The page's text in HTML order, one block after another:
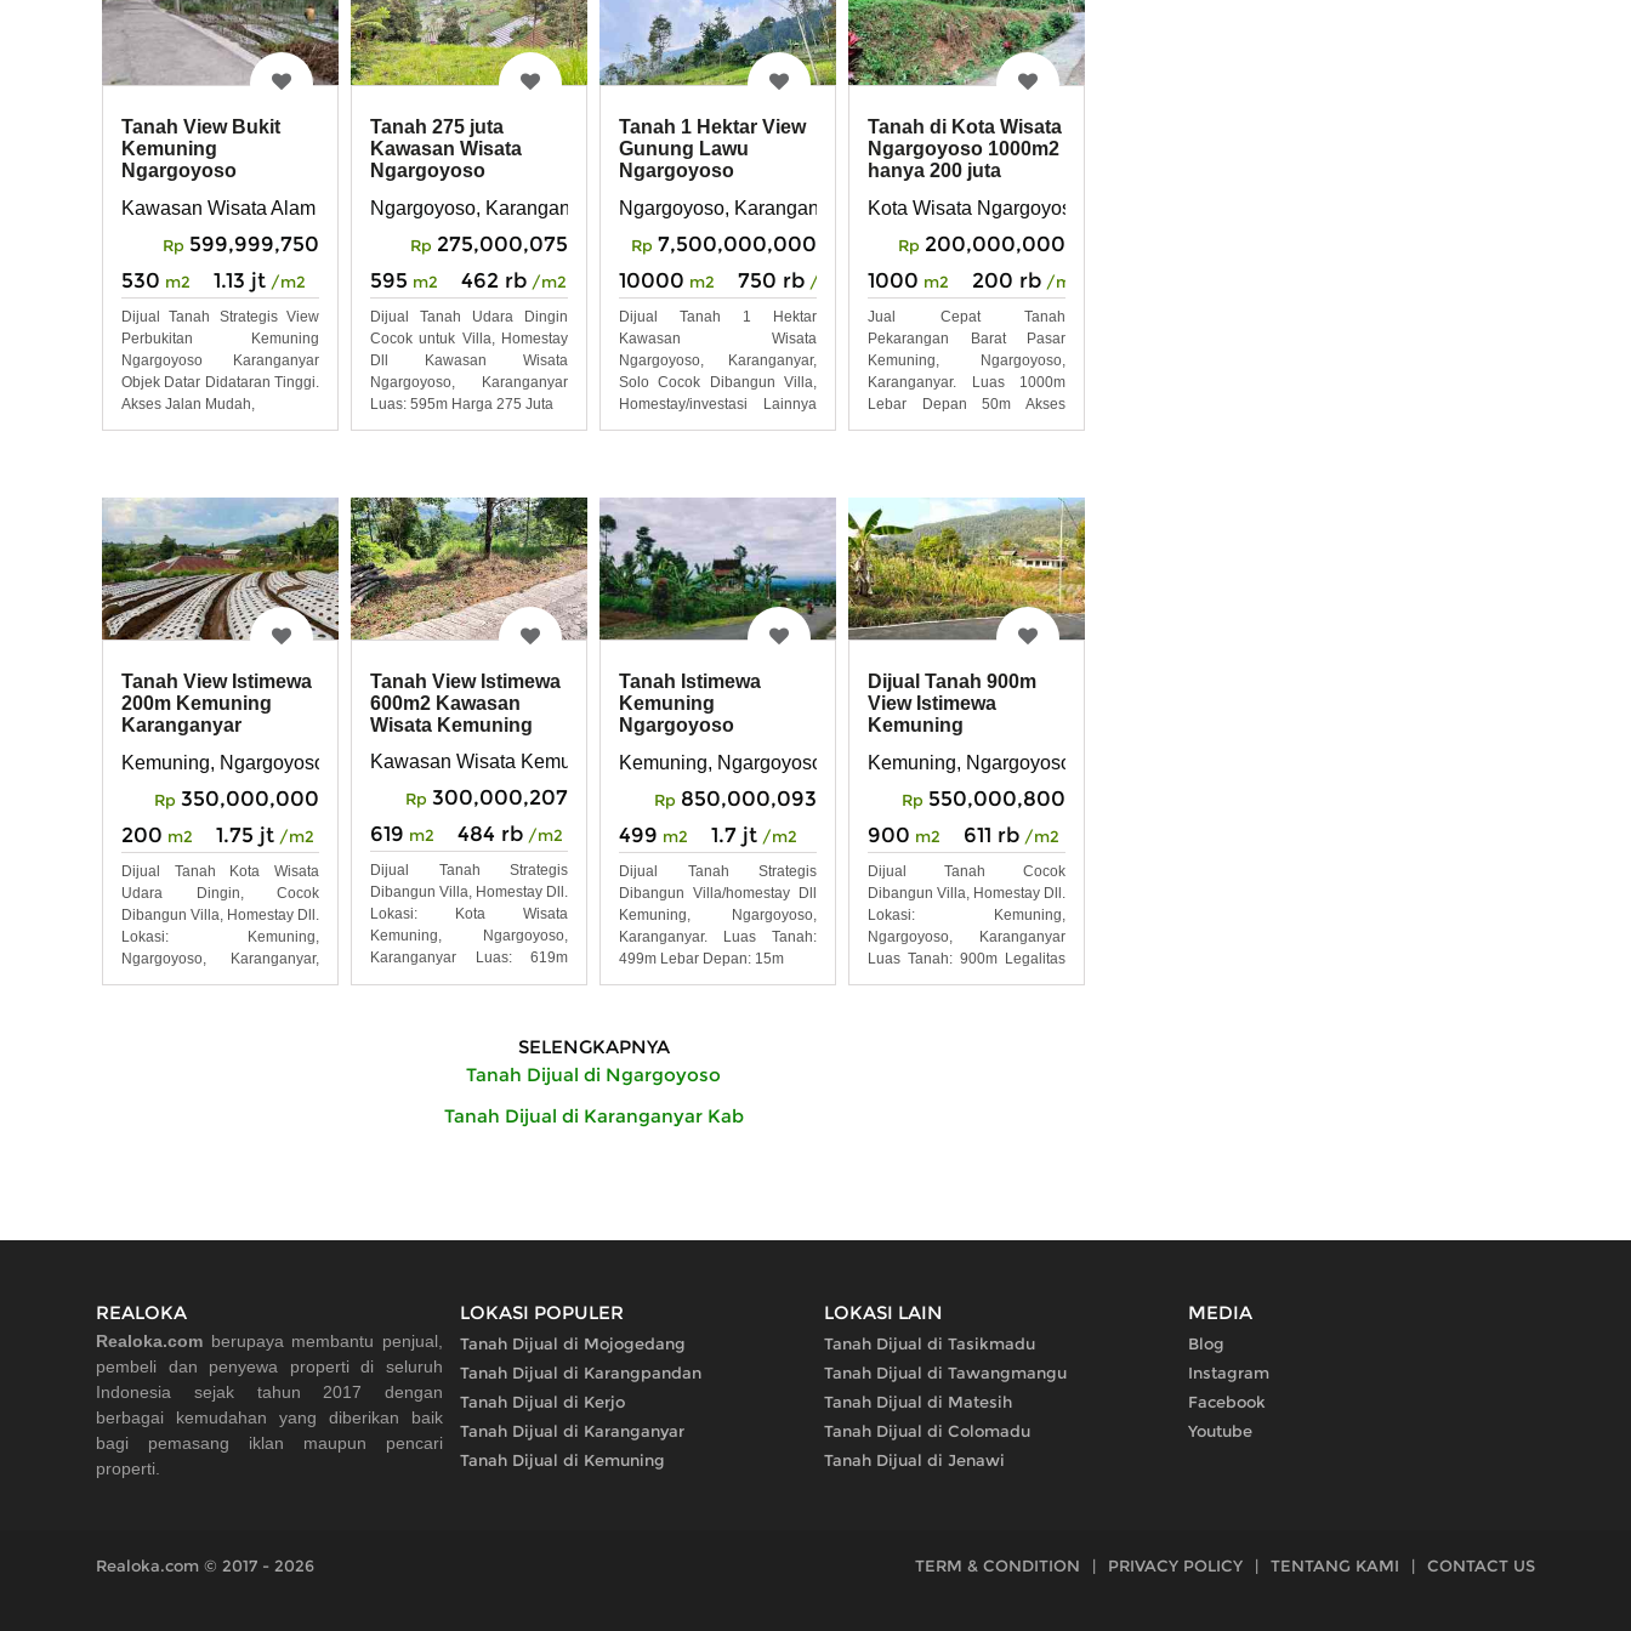
Tanah View Bukit
Kemuning
Ngargoyoso
Kawasan Wisata Alam Kemuning Ngargoyoso Karanganyar Telp WA 082327612345
Rp 599,999,750
530 m2 1.13 jt /m2
Dijual Tanah Strategis View
Perbukitan Kemuning
Ngargoyoso Karanganyar
Objek Datar Didataran Tinggi.
Akses Jalan Mudah,
Tanah 275 juta
Kawasan Wisata
Ngargoyoso
Ngargoyoso, Karanganyar
Rp 275,000,075
595 m2 462 rb /m2
Dijual Tanah Udara Dingin
Cocok untuk Villa, Homestay
Dll Kawasan Wisata
Ngargoyoso, Karanganyar
Luas: 595m Harga 275 Juta
Tanah 1 Hektar View
Gunung Lawu
Ngargoyoso
Ngargoyoso, Karanganyar, Solo
Rp 7,500,000,000
10000 m2 750 rb /m2
Dijual Tanah 1 Hektar
Kawasan Wisata
Ngargoyoso, Karanganyar,
Solo Cocok Dibangun Villa,
Homestay/investasi Lainnya
Tanah di Kota Wisata
Ngargoyoso 1000m2
hanya 200 juta
Kota Wisata Ngargoyoso, Karanganyar
Rp 200,000,000
1000 m2 200 rb /m2
Jual Cepat Tanah
Pekarangan Barat Pasar
Kemuning, Ngargoyoso,
Karanganyar. Luas 1000m
Lebar Depan 50m Akses
Tanah View Istimewa
200m Kemuning
Karanganyar
Kemuning, Ngargoyoso, Karanganyar, Solo, Jawa Tengah
Rp 350,000,000
200 m2 1.75 jt /m2
Dijual Tanah Kota Wisata
Udara Dingin, Cocok
Dibangun Villa, Homestay Dll.
Lokasi: Kemuning,
Ngargoyoso, Karanganyar,
Tanah View Istimewa
600m2 Kawasan
Wisata Kemuning
Kawasan Wisata Kemuning, Ngargoyoso, Karanganyar
Rp 300,000,207
619 m2 484 rb /m2
Dijual Tanah Strategis
Dibangun Villa, Homestay Dll.
Lokasi: Kota Wisata
Kemuning, Ngargoyoso,
Karanganyar Luas: 619m
Tanah Istimewa
Kemuning
Ngargoyoso
Kemuning, Ngargoyoso, Karanganyar
Rp 850,000,093
499 m2 1.7 jt /m2
Dijual Tanah Strategis
Dibangun Villa/homestay Dll
Kemuning, Ngargoyoso,
Karanganyar. Luas Tanah:
499m Lebar Depan: 15m
Dijual Tanah 900m
View Istimewa
Kemuning
Kemuning, Ngargoyoso, Karanganyar, Solo, Jawa Tengah
Rp 550,000,800
900 m2 611 rb /m2
Dijual Tanah Cocok
Dibangun Villa, Homestay Dll.
Lokasi: Kemuning,
Ngargoyoso, Karanganyar
Luas Tanah: 900m Legalitas
SELENGKAPNYA
Tanah Dijual di Ngargoyoso
Tanah Dijual di Karanganyar Kab
REALOKA
Realoka.com berupaya membantu penjual,
pembeli dan penyewa properti di seluruh
Indonesia sejak tahun 2017 dengan
berbagai kemudahan yang diberikan baik
bagi pemasang iklan maupun pencari
properti.
LOKASI POPULER
Tanah Dijual di Mojogedang
Tanah Dijual di Karangpandan
Tanah Dijual di Kerjo
Tanah Dijual di Karanganyar
Tanah Dijual di Kemuning
LOKASI LAIN
Tanah Dijual di Tasikmadu
Tanah Dijual di Tawangmangu
Tanah Dijual di Matesih
Tanah Dijual di Colomadu
Tanah Dijual di Jenawi
MEDIA
Blog
Instagram
Facebook
Youtube
Realoka.com © 2017 - 2026 TERM & CONDITION | PRIVACY POLICY | TENTANG KAMI | CONTACT US